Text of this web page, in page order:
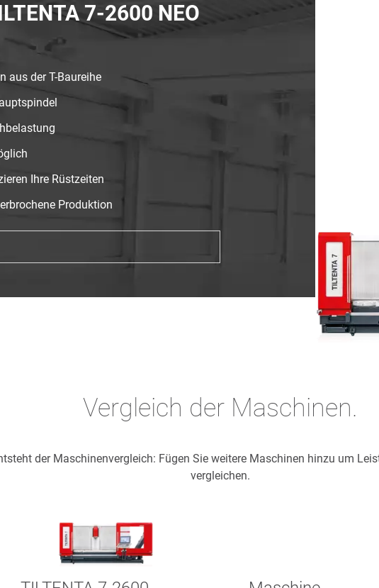
7-2600 NEO
aus der T-Baureihe
Ihre Rüstzeiten
Produktion
Vergleich der Maschinen.
der Maschinenvergleich: Fügen Sie weitere Maschinen hinzu um
vergleichen.